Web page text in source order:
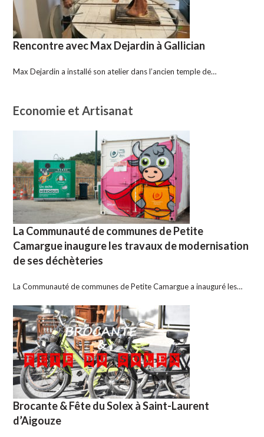
Rencontre avec Max Dejardin à Gallician
Max Dejardin a installé son atelier dans l’ancien temple de…
Economie et Artisanat
La Communauté de communes de Petite
Camargue inaugure les travaux de modernisation
de ses déchèteries
La Communauté de communes de Petite Camargue a inauguré les…
Brocante & Fête du Solex à Saint-Laurent
d’Aigouze